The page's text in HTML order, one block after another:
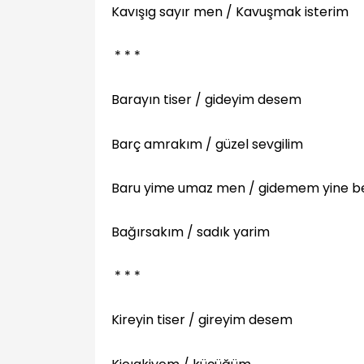
Kavışıg sayır men / Kavuşmak isterim
* * *
Barayın tiser / gideyim desem
Barç amrakım / güzel sevgilim
Baru yime umaz men / gidemem yine
Bağırsakım / sadık yarim
* * *
Kireyin tiser / gireyim desem